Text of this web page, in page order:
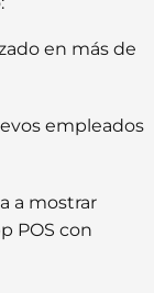
en más de
empleados
a mostrar
POS con